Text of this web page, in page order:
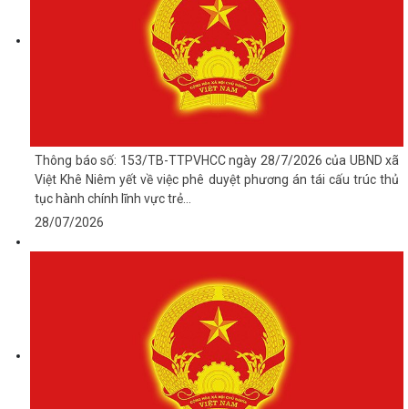
Thông báo số: 153/TB-TTPVHCC ngày 28/7/2026 của UBND xã
Việt Khê Niêm yết về việc phê duyệt phương án tái cấu trúc thủ
tục hành chính lĩnh vực trẻ...
28/07/2026